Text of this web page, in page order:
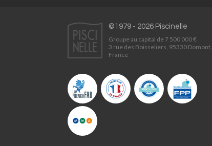
©1979 - 2026 Piscinelle
Groupe au capital de 7 500 000 €
3 rue des Boisseliers, 95330 Domont,
France